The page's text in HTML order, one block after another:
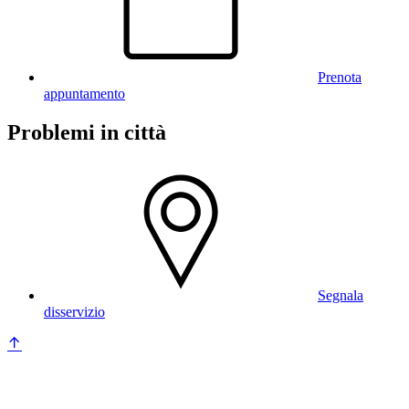
Prenota
appuntamento
Problemi in città
Segnala
disservizio